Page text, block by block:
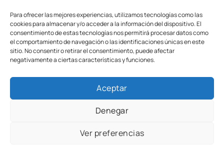
Para ofrecer las mejores experiencias, utilizamos tecnologías como las
cookies para almacenar y/o acceder a la información del dispositivo. El
consentimiento de estas tecnologías nos permitirá procesar datos como
el comportamiento de navegación o las identificaciones únicas en este
sitio. No consentir o retirar el consentimiento, puede afectar
negativamente a ciertas características y funciones.
Aceptar
Denegar
Ver preferencias